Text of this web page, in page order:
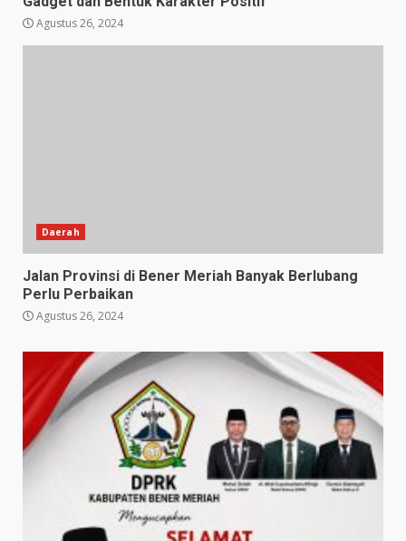
Agustus 26, 2024
Daerah
Jalan Provinsi di Bener Meriah Banyak Berlubang
Perlu Perbaikan
Agustus 26, 2024